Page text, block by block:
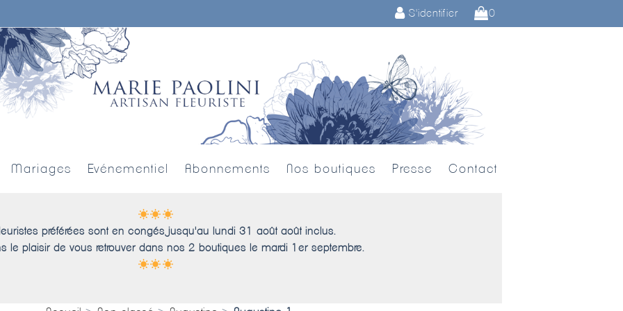
S'identifier 0
Mariages Evénementiel Abonnements Nos boutiques Presse Contact
préférées sont en congés jusqu'au lundi 31 août août inclus.
le plaisir de vous retrouver dans nos 2 boutiques le mardi 1er septembre.